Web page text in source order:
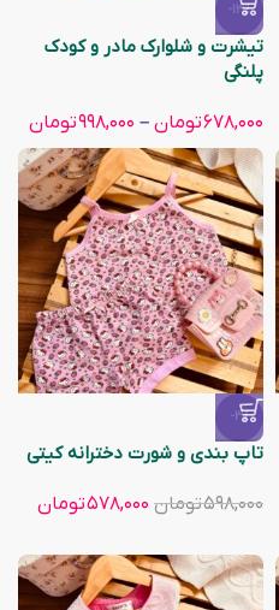
-13%
تیشرت و شلوارک مادر و کودک
پلنگی
۶۷۸,۰۰۰تومان – ۹۹۸,۰۰۰تومان
-3%
تاپ بندی و شورت دخترانه کیتی
۵۹۸,۰۰۰تومان ۵۷۸,۰۰۰تومان